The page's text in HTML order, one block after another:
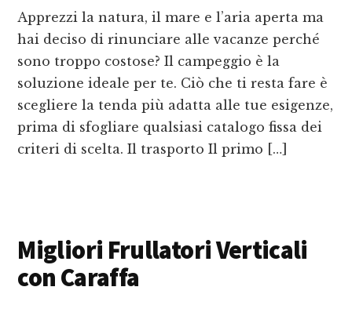
Apprezzi la natura, il mare e l’aria aperta ma
hai deciso di rinunciare alle vacanze perché
sono troppo costose? Il campeggio è la
soluzione ideale per te. Ciò che ti resta fare è
scegliere la tenda più adatta alle tue esigenze,
prima di sfogliare qualsiasi catalogo fissa dei
criteri di scelta. Il trasporto Il primo […]
Migliori Frullatori Verticali
con Caraffa